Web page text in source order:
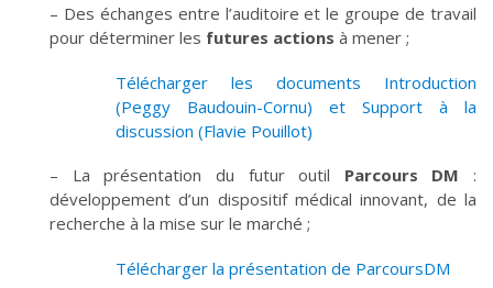
– Des échanges entre l’auditoire et le groupe de travail
pour déterminer les futures actions à mener ;
Télécharger les documents Introduction
(Peggy Baudouin-Cornu) et Support à la
discussion (Flavie Pouillot)
– La présentation du futur outil Parcours DM :
développement d’un dispositif médical innovant, de la
recherche à la mise sur le marché ;
Télécharger la présentation de ParcoursDM